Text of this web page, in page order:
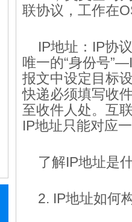
联协议，工作在
IP地址：IP协
唯一的“身份号
报文中设定目标
快递必须填写收
至收件人处。互
IP地址只能对应
了解IP地址是
2. IP地址如何